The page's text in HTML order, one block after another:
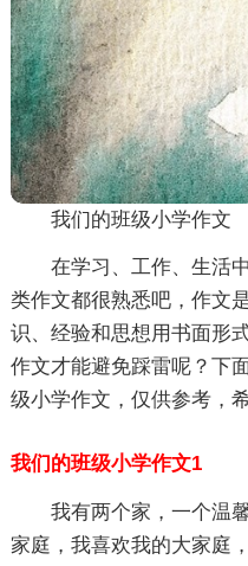
我们的班级小学作文
在学习、工作、生活
类作文都很熟悉吧，作文
识、经验和思想用书面形
作文才能避免踩雷呢？下
级小学作文，仅供参考，
我们的班级小学作文1
我有两个家，一个温
家庭，我喜欢我的大家庭